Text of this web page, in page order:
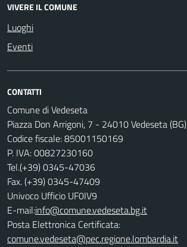
VIVERE IL COMUNE
Luoghi
Eventi
CONTATTI
Comune di Vedeseta
Piazza Don Arrigoni, 7 - 24010 Vedeseta (BG)
Codice fiscale: 85001150169
P. IVA: 00827230160
Tel.(+39) 0345-47036
Fax. (+39) 0345-47409
Univoco Ufficio UF0IV9
E-mail:info@comune.vedeseta.bg.it
Posta Elettronica Certificata:
comune.vedeseta@pec.regione.lombardia.it